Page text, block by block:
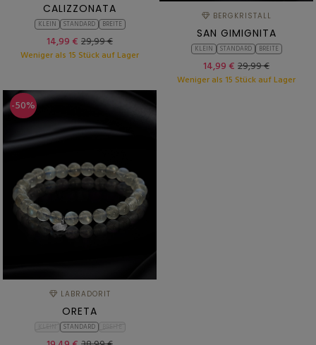
CALIZZONATA
KLEIN STANDARD BREITE
14,99 € 29,99 €
Weniger als 15 Stück auf Lager
BERGKRISTALL
SAN GIMIGNITA
KLEIN STANDARD BREITE
14,99 € 29,99 €
Weniger als 15 Stück auf Lager
-50%
LABRADORIT
ORETA
STANDARD